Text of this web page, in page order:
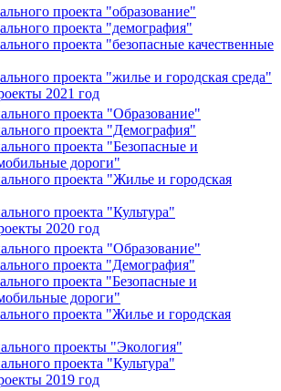
проекта "образование"
проекта "демография"
проекта "безопасные качественные
проекта "жилье и городская среда"
2021 год
проекта "Образование"
проекта "Демография"
проекта "Безопасные и
дороги"
проекта "Жилье и городская
проекта "Культура"
2020 год
проекта "Образование"
проекта "Демография"
проекта "Безопасные и
дороги"
проекта "Жилье и городская
проекты "Экология"
проекта "Культура"
2019 год